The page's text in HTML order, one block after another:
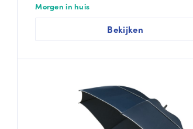
Morgen in huis
Bekijken